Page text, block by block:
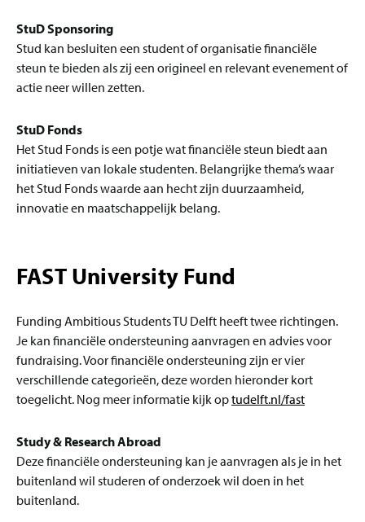
StuD Sponsoring
Stud kan besluiten een student of organisatie financiële
steun te bieden als zij een origineel en relevant evenement of
actie neer willen zetten.
StuD Fonds
Het Stud Fonds is een potje wat financiële steun biedt aan
initiatieven van lokale studenten. Belangrijke thema’s waar
het Stud Fonds waarde aan hecht zijn duurzaamheid,
innovatie en maatschappelijk belang.
FAST University Fund
Funding Ambitious Students TU Delft heeft twee richtingen.
Je kan financiële ondersteuning aanvragen en advies voor
fundraising. Voor financiële ondersteuning zijn er vier
verschillende categorieën, deze worden hieronder kort
toegelicht. Nog meer informatie kijk optudelft.nl/fast
Study & Research Abroad
Deze financiële ondersteuning kan je aanvragen als je in het
buitenland wil studeren of onderzoek wil doen in het
buitenland.